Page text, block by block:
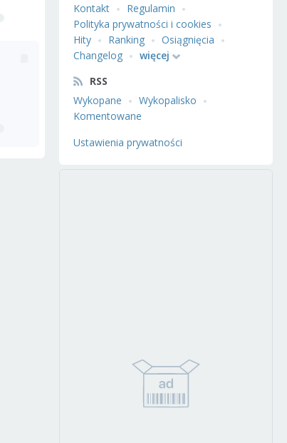
Kontakt
Regulamin
Polityka prywatności i cookies
Hity
Ranking
Osiągnięcia
Changelog
więcej
RSS
Wykopane
Wykopalisko
Komentowane
Ustawienia prywatności